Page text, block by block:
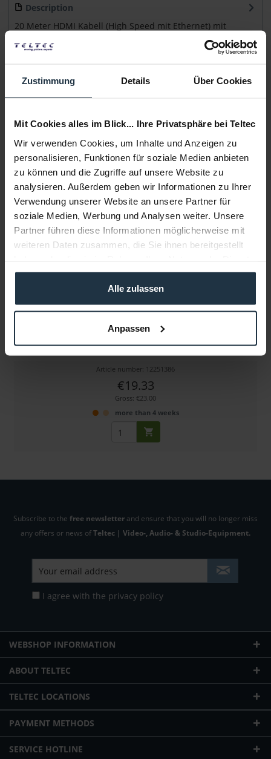
Zustimmung Details Über Cookies
Mit Cookies alles im Blick... Ihre Privatsphäre bei Teltec
Wir verwenden Cookies, um Inhalte und Anzeigen zu
personalisieren, Funktionen für soziale Medien anbieten
zu können und die Zugriffe auf unsere Website zu
analysieren. Außerdem geben wir Informationen zu Ihrer
Verwendung unserer Website an unsere Partner für
soziale Medien, Werbung und Analysen weiter. Unsere
Partner führen diese Informationen möglicherweise mit
weiteren Daten zusammen, die Sie ihnen bereitgestellt
gesammelt haben.
Alle zulassen
Anpassen
Description
20 Meter HDMI Kabell (High Speed mit Ethernet) mit
more
Manufacturer & Product Safety Information
Folgende Infos zum Hersteller sind verfübar...... more
More articles from +++ Sommer Cable +++ look at
HDMI male<>HDMI mini male, 19-pol, 2,0 m,
Article number: 12251386
€19.33
Gross: €23.00
more than 4 weeks
Subscribe to the free newsletter and ensure that you will no longer miss
any offers or news ofTeltec | Video-, Audio- & Studio-Equipment.
I agree with the privacy policy
WEBSHOP INFORMATION
ABOUT TELTEC
TELTEC LOCATIONS
PAYMENT METHODS
SERVICE HOTLINE